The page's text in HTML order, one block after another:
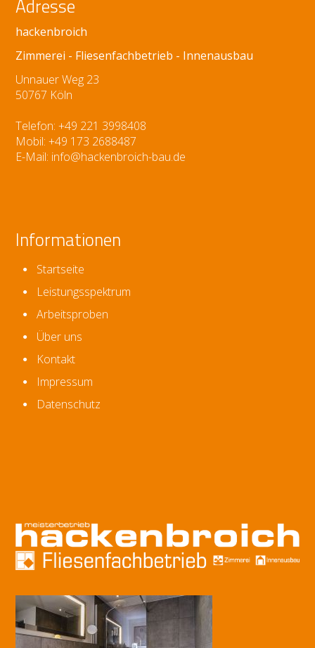
Adresse
hackenbroich
Zimmerei - Fliesenfachbetrieb - Innenausbau
Unnauer Weg 23
50767 Köln
Telefon: +49 221 3998408
Mobil: +49 173 2688487
E-Mail: info@hackenbroich-bau.de
Informationen
Startseite
Leistungsspektrum
Arbeitsproben
Über uns
Kontakt
Impressum
Datenschutz